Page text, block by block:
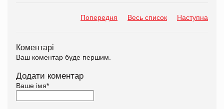
Попередня Весь список Наступна
Коментарі
Ваш коментар буде першим.
Додати коментар
Ваше імя*